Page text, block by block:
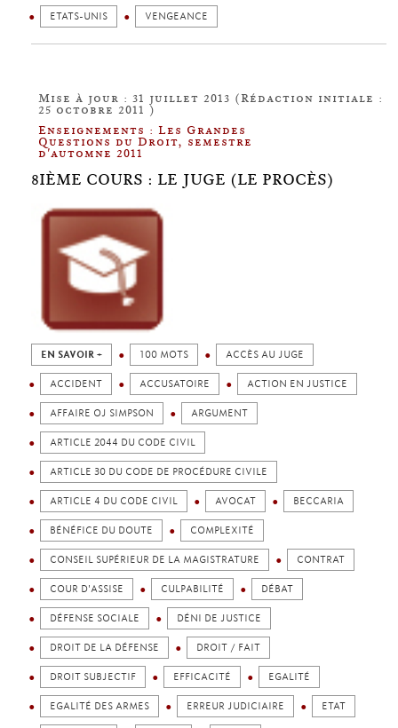
ETATS-UNIS VENGEANCE
Mise à jour : 31 juillet 2013 (Rédaction initiale :
25 octobre 2011 )
Enseignements : Les Grandes
Questions du Droit, semestre
d'automne 2011
8IÈME COURS : LE JUGE (LE PROCÈS)
EN SAVOIR + 100 MOTS ACCÈS AU JUGE
ACCIDENT ACCUSATOIRE ACTION EN JUSTICE
AFFAIRE OJ SIMPSON ARGUMENT
ARTICLE 2044 DU CODE CIVIL
ARTICLE 30 DU CODE DE PROCÉDURE CIVILE
ARTICLE 4 DU CODE CIVIL AVOCAT BECCARIA
BÉNÉFICE DU DOUTE COMPLEXITÉ
CONSEIL SUPÉRIEUR DE LA MAGISTRATURE CONTRAT
COUR D'ASSISE CULPABILITÉ DÉBAT
DÉFENSE SOCIALE DÉNI DE JUSTICE
DROIT DE LA DÉFENSE DROIT / FAIT
DROIT SUBJECTIF EFFICACITÉ EGALITÉ
EGALITÉ DES ARMES ERREUR JUDICIAIRE ETAT